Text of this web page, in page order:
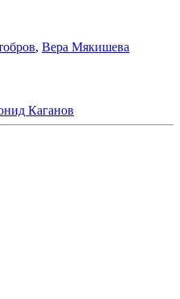
, Вера Мякишева
Каганов